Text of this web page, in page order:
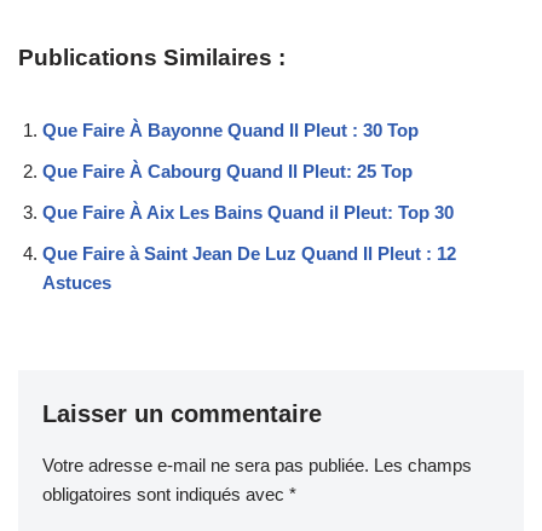
Publications Similaires :
Que Faire À Bayonne Quand Il Pleut : 30 Top
Que Faire À Cabourg Quand Il Pleut: 25 Top
Que Faire À Aix Les Bains Quand il Pleut: Top 30
Que Faire à Saint Jean De Luz Quand Il Pleut : 12
Astuces
Laisser un commentaire
Votre adresse e-mail ne sera pas publiée. Les champs
obligatoires sont indiqués avec *